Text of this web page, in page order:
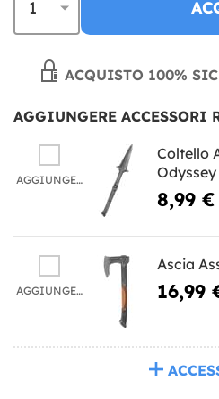
ACQUISTO 100%
AGGIUNGERE ACCESSORI
AGGIUNGERE
Coltello
Odyssey
8,99 €
AGGIUNGERE
Ascia
16,99